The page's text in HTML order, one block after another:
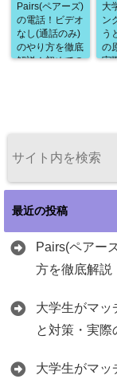
Pairs(ペアーズ)
の電話！ビデオ
なし(通話のみ)
のやり方を徹底
解説！初めての
大
ン
う
の
実
最近の投稿
Pairs(ペアー
方を徹底解説
大学生がマッ
と対策・実際
大学生がマッ